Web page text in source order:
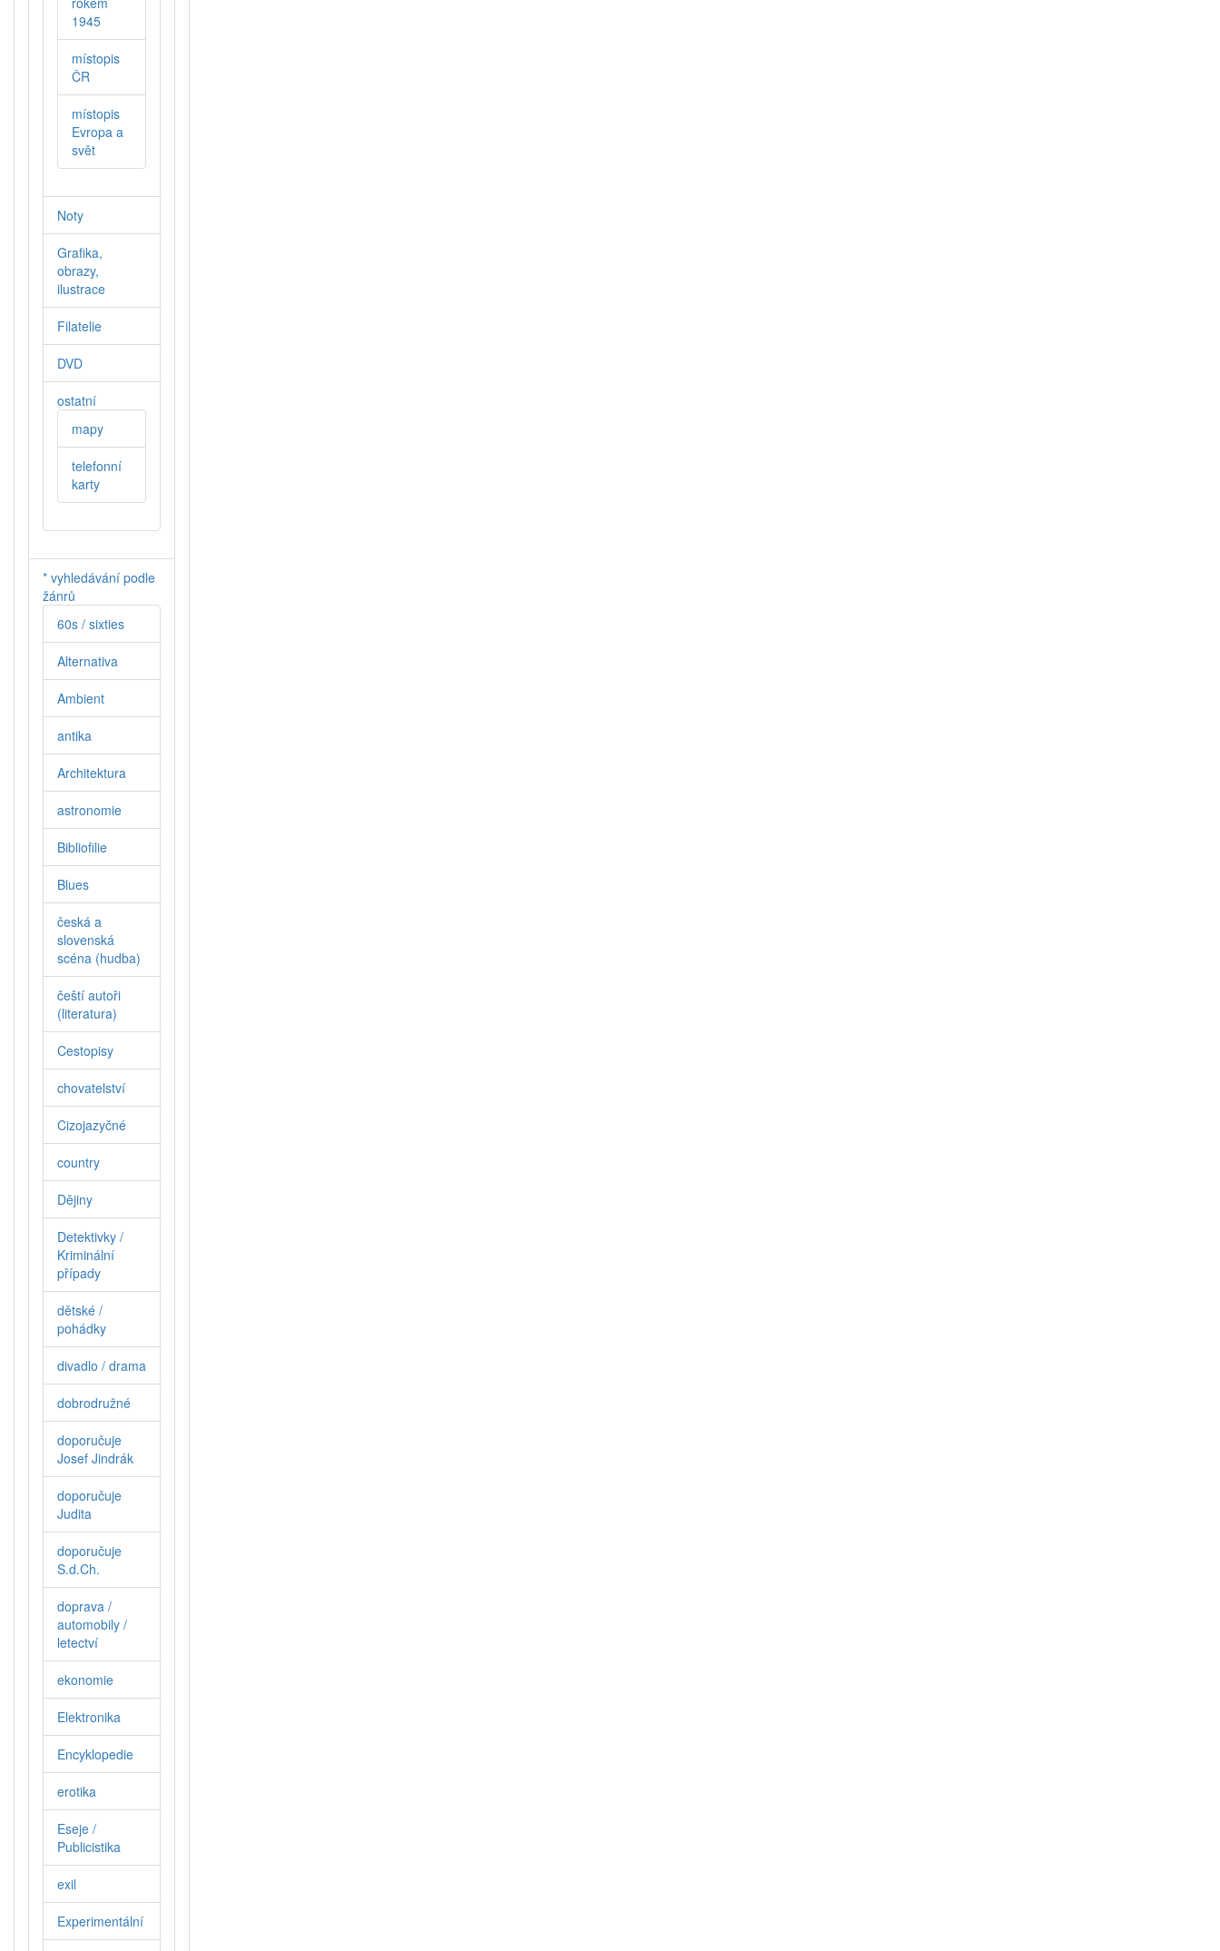
1945
místopis
ČR
místopis
Evropa a
svět
Noty
Grafika,
obrazy,
ilustrace
Filatelie
DVD
ostatní
mapy
telefonní
karty
* vyhledávání podle
žánrů
60s / sixties
Alternativa
Ambient
antika
Architektura
astronomie
Bibliofilie
Blues
česká a
slovenská
scéna (hudba)
čeští autoři
(literatura)
Cestopisy
chovatelství
Cizojazyčné
country
Dějiny
Detektivky /
Kriminální
případy
dětské /
pohádky
divadlo / drama
dobrodružné
doporučuje
Josef Jindrák
doporučuje
Judita
doporučuje
S.d.Ch.
doprava /
automobily /
letectví
ekonomie
Elektronika
Encyklopedie
erotika
Eseje /
Publicistika
exil
Experimentální